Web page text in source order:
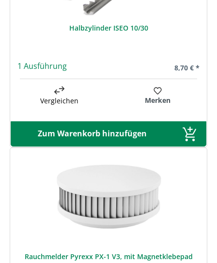
Halbzylinder ISEO 10/30
1 Ausführung Regulärer
8,70 € *
Vergleichen Merken
Zum Warenkorb hinzufügen
Rauchmelder Pyrexx PX-1 V3, mit Magnetklebepad